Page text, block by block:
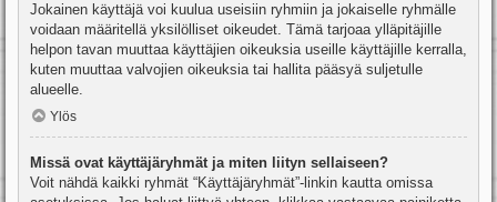
Jokainen käyttäjä voi kuulua useisiin ryhmiin ja jokaiselle ryhmälle
voidaan määritellä yksilölliset oikeudet. Tämä tarjoaa ylläpitäjille
helpon tavan muuttaa käyttäjien oikeuksia useille käyttäjille kerralla,
kuten muuttaa valvojien oikeuksia tai hallita pääsyä suljetulle
alueelle.
Ylös
Missä ovat käyttäjäryhmät ja miten liityn sellaiseen?
Voit nähdä kaikki ryhmät “Käyttäjäryhmät”-linkin kautta omissa